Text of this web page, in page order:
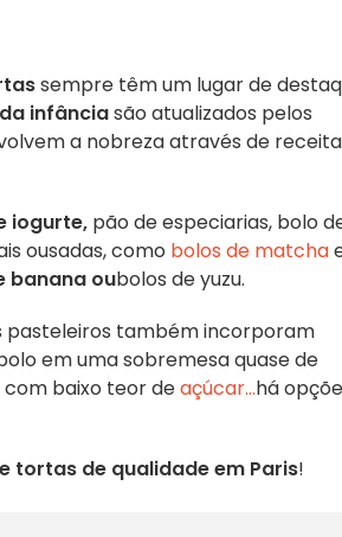
sempre têm um lugar de
infânciasão atualizados pelos
a nobreza através de
iogurte, pão de especiarias, bolo
ousadas, como bolos de matcha
banana oubolos de yuzu.
pasteleiros também incorporam
em uma sobremesa quase de
com baixo teor deaçúcar...há
tortas de qualidade em Paris!